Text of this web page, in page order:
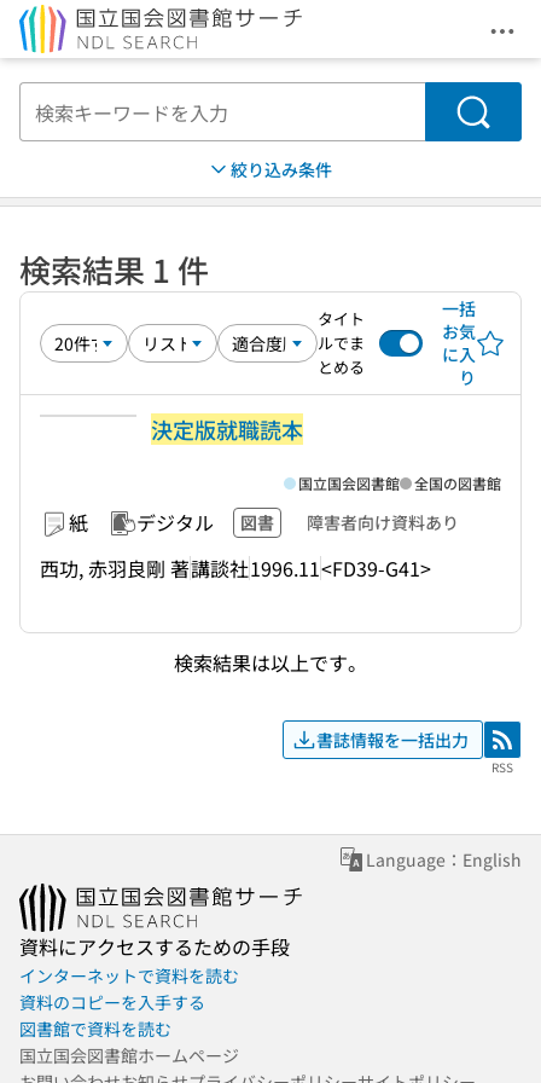
メ
検索
絞り込み条件
検索結果 1 件
タイト
ルでま
とめる
一括
お気
に入
り
決定版就職読本
紙 デジタル 図書 障害者向け資料あり
西功, 赤羽良剛 著講談社1996.11<FD39-G41>
国立国会図書館 全国の図書館
検索結果は以上です。
書誌情報を一括出力 RSS
RSS
Language：English
資料にアクセスするための手段
インターネットで資料を読む
資料のコピーを入手する
図書館で資料を読む
国立国会図書館ホームページ